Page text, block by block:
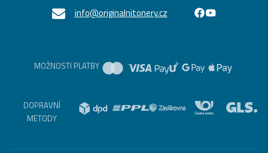
info@originalnitonery.cz
MOŽNOSTI PLATBY
DOPRAVNÍ
METODY